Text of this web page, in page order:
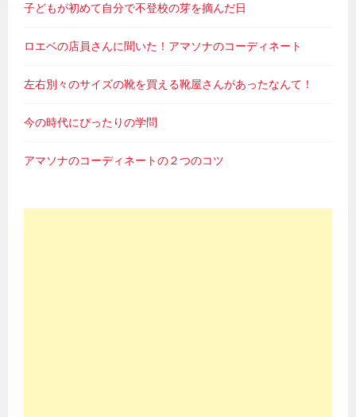
子どもが初めて自分で不登校の芽を摘んだ日
ロエベの店員さんに聞いた！アマソナのコーディネート
左右別々のサイズの靴を買える靴屋さんがあったなんて！
今の時代にぴったりの学問
アマソナのコーディネートの２つのコツ